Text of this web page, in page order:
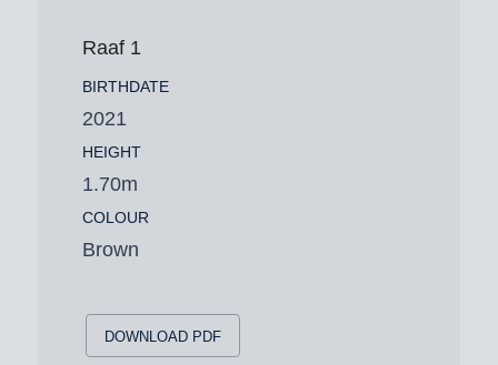
Raaf 1
BIRTHDATE
2021
HEIGHT
1.70m
COLOUR
Brown
DOWNLOAD PDF